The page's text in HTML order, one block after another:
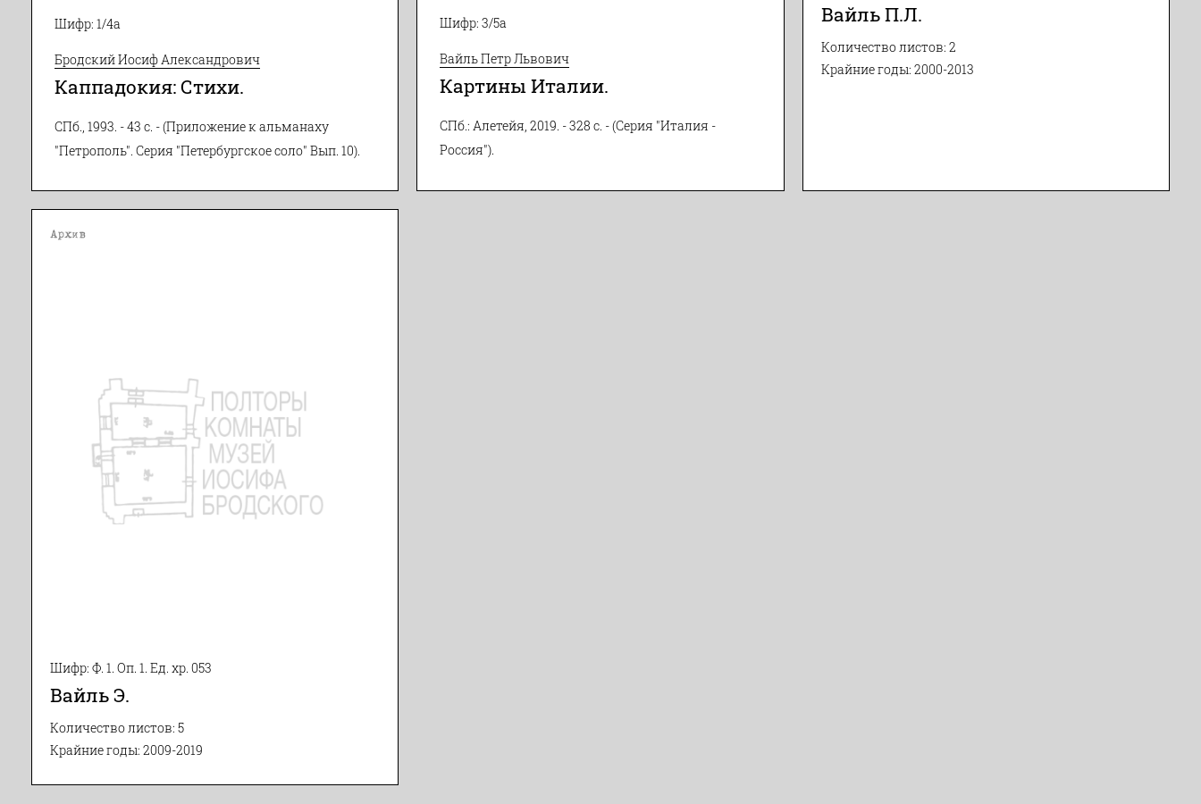
Шифр: 1/4а
Бродский Иосиф Александрович
Каппадокия: Стихи.
СПб., 1993. - 43 с. - (Приложение к альманаху
"Петрополь". Серия "Петербургское соло" Вып. 10).
Шифр: 3/5а
Вайль Петр Львович
Картины Италии.
СПб.: Алетейя, 2019. - 328 с. - (Серия "Италия -
Россия").
Вайль П.Л.
Количество листов: 2
Крайние годы: 2000-2013
Архив
Шифр: Ф. 1. Оп. 1. Ед. хр. 053
Вайль Э.
Количество листов: 5
Крайние годы: 2009-2019